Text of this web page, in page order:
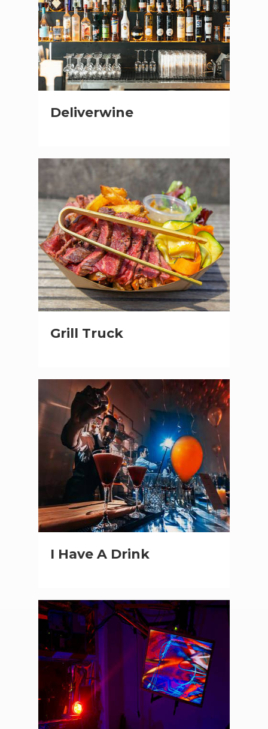
Deliverwine
Grill Truck
I Have A Drink